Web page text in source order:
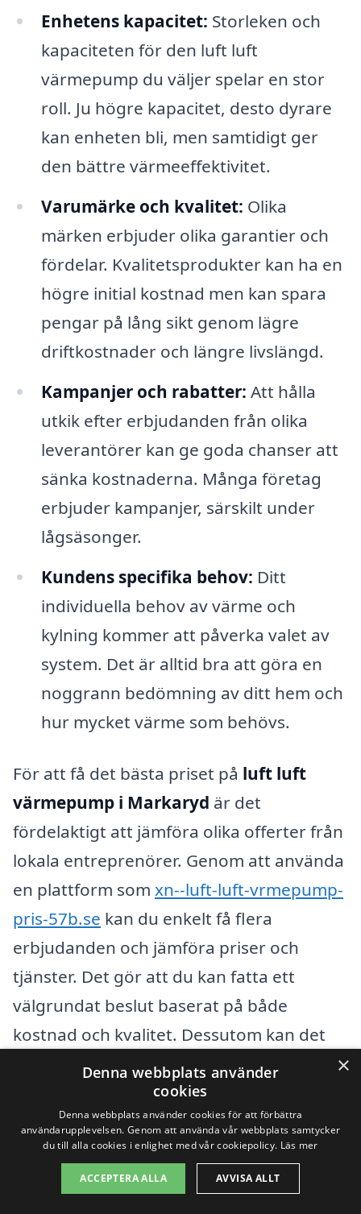
Enhetens kapacitet: Storleken och
kapaciteten för den luft luft
värmepump du väljer spelar en stor
roll. Ju högre kapacitet, desto dyrare
kan enheten bli, men samtidigt ger
den bättre värmeeffektivitet.
Varumärke och kvalitet: Olika
märken erbjuder olika garantier och
fördelar. Kvalitetsprodukter kan ha en
högre initial kostnad men kan spara
pengar på lång sikt genom lägre
driftkostnader och längre livslängd.
Kampanjer och rabatter: Att hålla
utkik efter erbjudanden från olika
leverantörer kan ge goda chanser att
sänka kostnaderna. Många företag
erbjuder kampanjer, särskilt under
lågsäsonger.
Kundens specifika behov: Ditt
individuella behov av värme och
kylning kommer att påverka valet av
system. Det är alltid bra att göra en
noggrann bedömning av ditt hem och
hur mycket värme som behövs.
För att få det bästa priset på luft luft
värmepump i Markaryd är det
fördelaktigt att jämföra olika offerter från
lokala entreprenörer. Genom att använda
en plattform som xn--luft-luft-vrmepump-
pris-57b.se kan du enkelt få flera
erbjudanden och jämföra priser och
tjänster. Det gör att du kan fatta ett
välgrundat beslut baserat på både
kostnad och kvalitet. Dessutom kan det
ge dig en uppfattning om den
genomsnittliga marknadsprisen för luft
luft värmepumpar i ditt område.
Få 3 erbjudanden, gratis och utan
×
Denna webbplats använder
cookies
Denna webbplats använder cookies för att förbättra
användarupplevelsen. Genom att använda vår webbplats samtycker
du till alla cookies i enlighet med vår cookiepolicy. Läs mer
ACCEPTERA ALLA AVVISA ALLT